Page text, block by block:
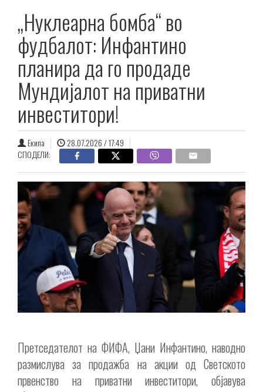
„Нуклеарна бомба“ во
фудбалот: Инфантино
планира да го продаде
Мундијалот на приватни
инвеститори!
Екипа
28.07.2026 / 17:49
СПОДЕЛИ:
Претседателот на ФИФА, Џани Инфантино, наводно
размислува за продажба на акции од Светското
првенство на приватни инвеститори, објавува